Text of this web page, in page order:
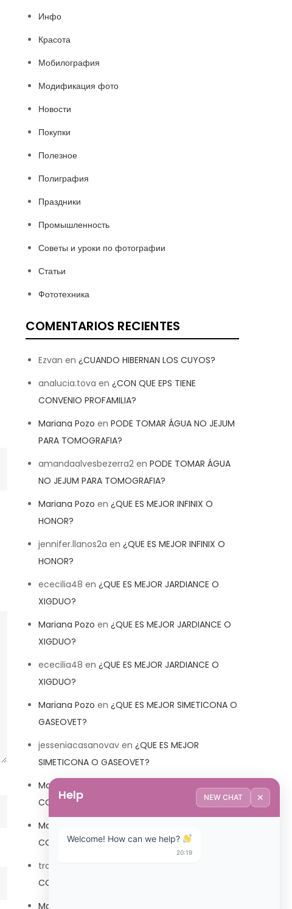
Инфо
Красота
Мобилография
Модификация фото
Новости
Покупки
Полезное
Полиграфия
Праздники
Промышленность
Советы и уроки по фотографии
Статьи
Фототехника
COMENTARIOS RECIENTES
Ezvan en ¿CUANDO HIBERNAN LOS CUYOS?
analucia.tova en ¿CON QUE EPS TIENE
CONVENIO PROFAMILIA?
Mariana Pozo en PODE TOMAR ÁGUA NO JEJUM
PARA TOMOGRAFIA?
amandaalvesbezerra2 en PODE TOMAR ÁGUA
NO JEJUM PARA TOMOGRAFIA?
Mariana Pozo en ¿QUE ES MEJOR INFINIX O
HONOR?
jennifer.llanos2a en ¿QUE ES MEJOR INFINIX O
HONOR?
ececilia48 en ¿QUE ES MEJOR JARDIANCE O
XIGDUO?
Mariana Pozo en ¿QUE ES MEJOR JARDIANCE O
XIGDUO?
ececilia48 en ¿QUE ES MEJOR JARDIANCE O
XIGDUO?
Mariana Pozo en ¿QUE ES MEJOR SIMETICONA O
GASEOVET?
jesseniacasanovav en ¿QUE ES MEJOR
SIMETICONA O GASEOVET?
Mariana Pozo
¿QUE ES MEJOR TRIBEDOCE
COMPUESTO O TRIBEDOCE DX?
Mariana Pozo
COMPUESTO O TRIBEDOCE DX?
trolls_pipis
COMPUESTO O TRIBEDOCE DX?
Mariana Pozo
Help NEW CHAT ✕
Welcome! How can we help?
20:19